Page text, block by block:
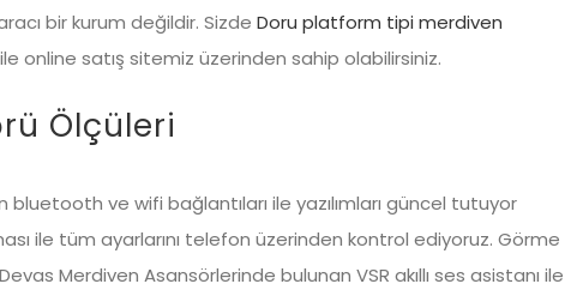
bir kurum değildir. Sizde Doru platform tipi merdiven
online satış sitemiz üzerinden sahip olabilirsiniz.
Ölçüleri
ve wifi bağlantıları ile yazılımları güncel tutuyor
ile tüm ayarlarını telefon üzerinden kontrol ediyoruz. Görme
Merdiven Asansörlerinde bulunan VSR akıllı ses asistanı ile